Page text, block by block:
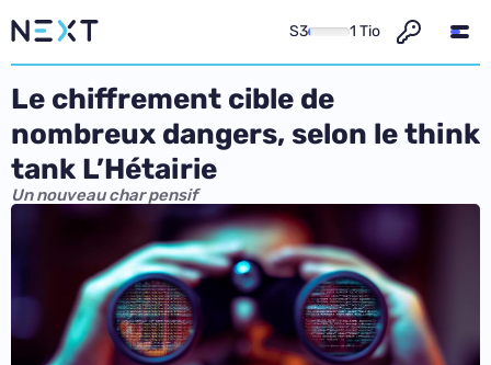
S3 1 Tio
Le chiffrement cible de
nombreux dangers, selon le think
tank L’Hétairie
Un nouveau char pensif